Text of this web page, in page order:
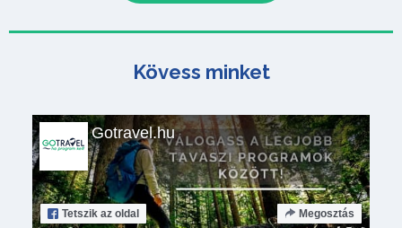
Kövess minket
Gotravel.hu
Tetszik az oldal Megosztás